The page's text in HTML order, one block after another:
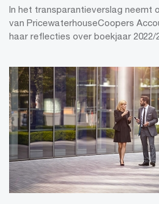
In het transparantieverslag neemt
van PricewaterhouseCoopers
haar reflecties over boekjaar 2022/